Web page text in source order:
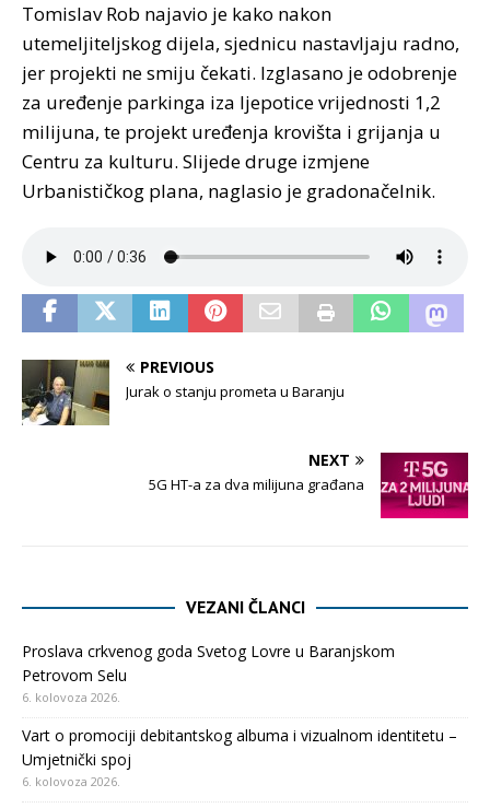
Tomislav Rob najavio je kako nakon
utemeljiteljskog dijela, sjednicu nastavljaju radno,
jer projekti ne smiju čekati. Izglasano je odobrenje
za uređenje parkinga iza ljepotice vrijednosti 1,2
milijuna, te projekt uređenja krovišta i grijanja u
Centru za kulturu. Slijede druge izmjene
Urbanističkog plana, naglasio je gradonačelnik.
PREVIOUS
Jurak o stanju prometa u Baranju
NEXT
5G HT-a za dva milijuna građana
VEZANI ČLANCI
Proslava crkvenog goda Svetog Lovre u Baranjskom
Petrovom Selu
6. kolovoza 2026.
Vart o promociji debitantskog albuma i vizualnom identitetu –
Umjetnički spoj
6. kolovoza 2026.